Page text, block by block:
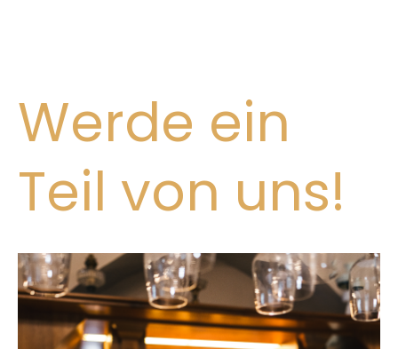
Werde ein
Teil von uns!